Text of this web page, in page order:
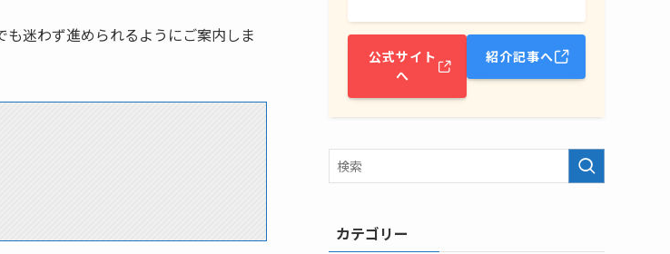
迷わず進められるようにご案内しま
公式サイト
へ
紹介記事へ
カテゴリー